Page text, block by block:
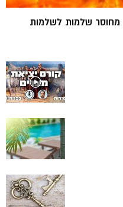
שלמות לשלמות